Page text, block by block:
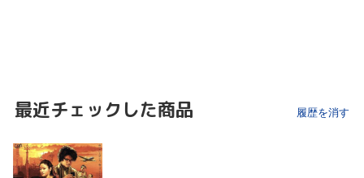
最近チェックした商品 履歴を消す